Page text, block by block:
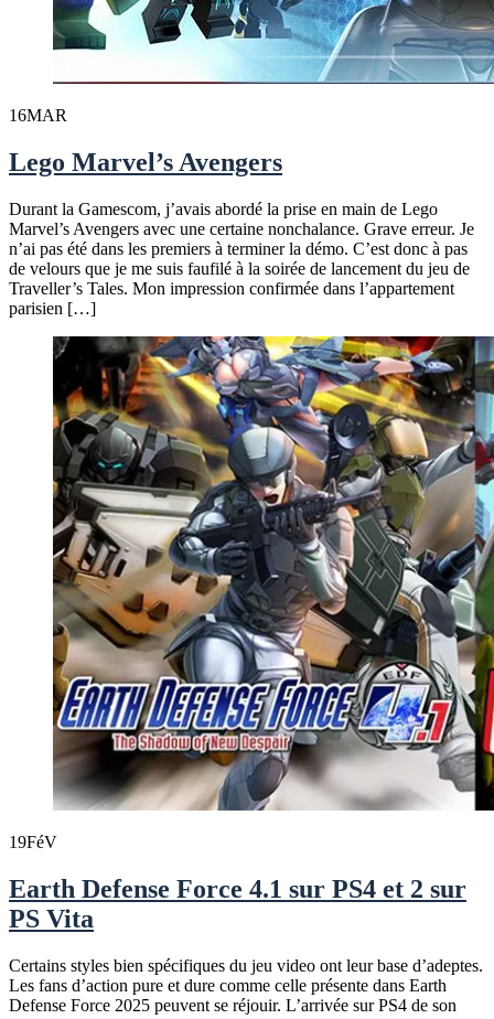
16MAR
Lego Marvel’s Avengers
Durant la Gamescom, j’avais abordé la prise en main de Lego
Marvel’s Avengers avec une certaine nonchalance. Grave erreur. Je
n’ai pas été dans les premiers à terminer la démo. C’est donc à pas
de velours que je me suis faufilé à la soirée de lancement du jeu de
Traveller’s Tales. Mon impression confirmée dans l’appartement
parisien […]
19FéV
Earth Defense Force 4.1 sur PS4 et 2 sur
PS Vita
Certains styles bien spécifiques du jeu video ont leur base d’adeptes.
Les fans d’action pure et dure comme celle présente dans Earth
Defense Force 2025 peuvent se réjouir. L’arrivée sur PS4 de son